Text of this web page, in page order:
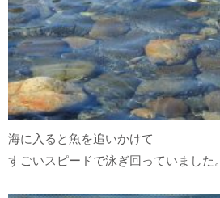
海に入ると魚を追いかけて
すごいスピードで泳ぎ回っていました。